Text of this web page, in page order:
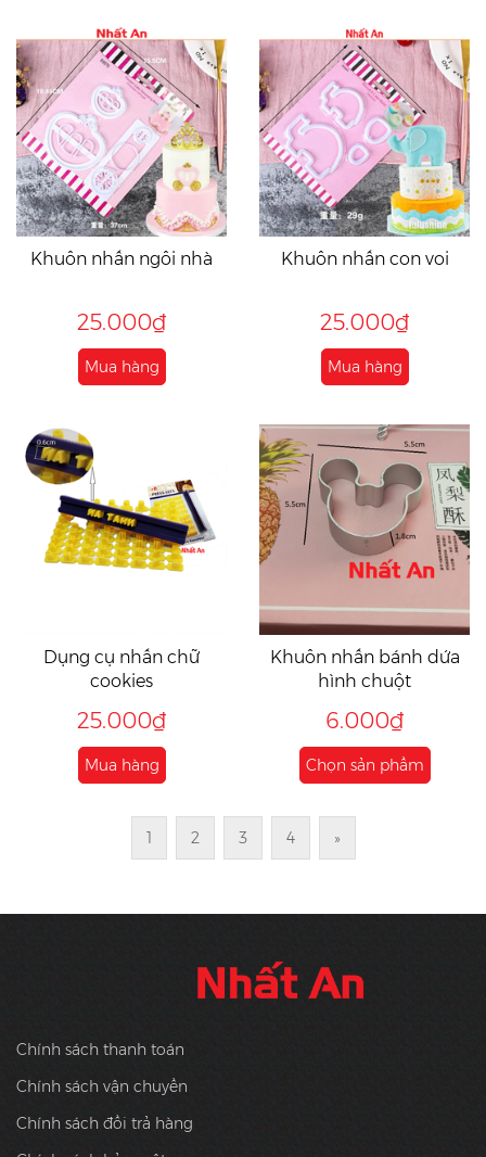
Khuôn nhấn ngôi nhà
25.000₫
Mua hàng
Khuôn nhấn con voi
25.000₫
Mua hàng
Dụng cụ nhấn chữ
cookies
25.000₫
Mua hàng
Khuôn nhấn bánh dứa
hình chuột
6.000₫
Chọn sản phẩm
1 2 3 4 »
Chính sách thanh toán
Chính sách vận chuyển
Chính sách đổi trả hàng